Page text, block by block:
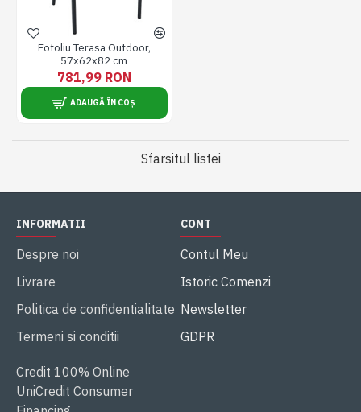
Fotoliu Terasa Outdoor,
57x62x82 cm
781,99 RON
ADAUGĂ ÎN COȘ
Sfarsitul listei
INFORMATII
Despre noi
Livrare
Politica de confidentialitate
Termeni si conditii
Credit 100% Online
UniCredit Consumer
CONT
Contul Meu
Istoric Comenzi
Newsletter
GDPR